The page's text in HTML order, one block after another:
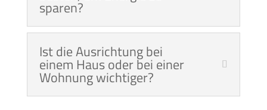
sparen?
Ist die Ausrichtung bei
einem Haus oder bei einer
Wohnung wichtiger?